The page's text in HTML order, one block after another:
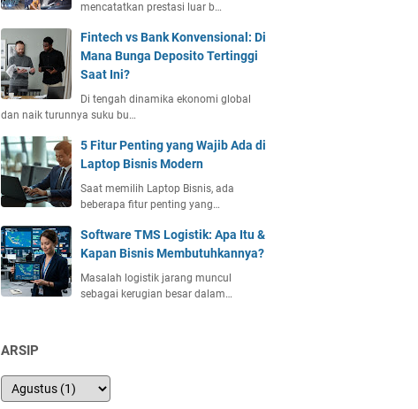
mencatatkan prestasi luar b…
Fintech vs Bank Konvensional: Di
Mana Bunga Deposito Tertinggi
Saat Ini?
Di tengah dinamika ekonomi global
dan naik turunnya suku bu…
5 Fitur Penting yang Wajib Ada di
Laptop Bisnis Modern
Saat memilih Laptop Bisnis, ada
beberapa fitur penting yang…
Software TMS Logistik: Apa Itu &
Kapan Bisnis Membutuhkannya?
Masalah logistik jarang muncul
sebagai kerugian besar dalam…
ARSIP